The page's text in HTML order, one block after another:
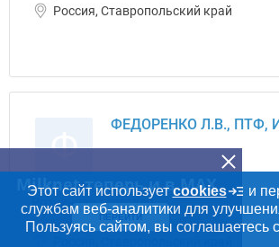
Россия, Ставропольский край
Ф
ФЕДОРЕНКО Л.В., ПТФ,
Розничная торговля
Компания ФЕДОРЕНКО Л.В., ПТФ
Milknet теперь и в MAX
ПЕРЕЙТИ
Этот сайт использует cookies
и
службам веб-аналитики для
Пользуясь сайтом, вы соглашаетесь